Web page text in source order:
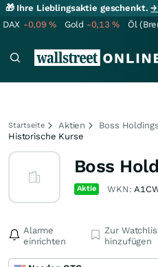
🎁 Ihre Lieblingsaktie geschenkt.
DAX -0,09% Gold -0,13% Öl
Startseite Aktien
Boss
Historische Kurse
Boss
Aktie WKN:
Alarme
einrichten
Zur
hinzufügen